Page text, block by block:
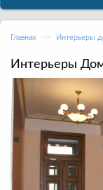
Главная → Интерьеры
Интерьеры